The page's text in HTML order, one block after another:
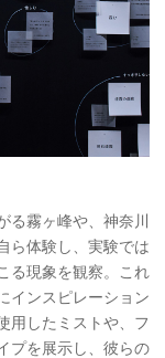
る霧ヶ峰や、神奈川
ら体験し、実験では
る現象を観察。これ
インスピレーション
用したミストや、フ
プを展示し、彼らの